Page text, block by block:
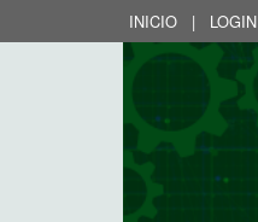
INICIO | LOGIN